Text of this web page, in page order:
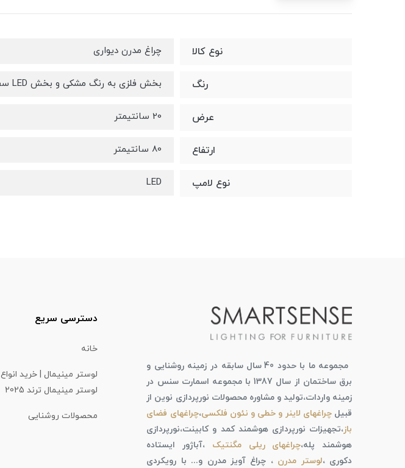
نوع کالا چراغ مدرن دیواری
رنگ بخش فلزی به رنگ مشکی و بخش LED سفید رنگ
عرض 20 سانتیمتر
ارتفاع 80 سانتیمتر
نوع لامپ LED
مجموعه ما با حدود 40 سال سابقه در زمینه روشنایی و
برق ساختمان از سال 1387 با مجموعه اسمارت سنس در
زمینه واردات،تولید و مشاوره محصولات نورپردازی نوین از
قبیلچراغهای لاینر و خطی و نئون فلکسی،چراغهای فضای
باز،تجهیزات نورپردازی هوشمند کمد و کابینت،نورپردازی
هوشمند پله،چراغهای ریلی مگنتیک ،آباژور ایستاده
دکوری ،لوستر مدرن ، چراغ آویز مدرن و... با رویکردی
دسترسی سریع
خانه
لوستر مینیمال | خرید انواع
لوستر مینیمال ترند 2025
محصولات روشنایی